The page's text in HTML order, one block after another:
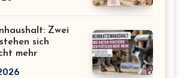
Zwei
sich
mehr